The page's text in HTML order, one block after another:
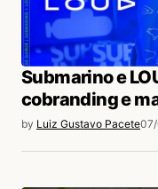
Submarino e
cobranding e
by Luiz Gustavo Pacete